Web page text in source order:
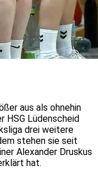
aus als ohnehin
HSG Lüdenscheid
drei weitere
stehen sie seit
Alexander Druskus
hat.